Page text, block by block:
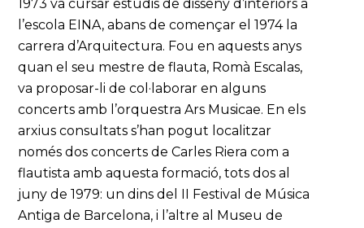
1973 va cursar estudis de disseny d’interiors a
l’escola EINA, abans de començar el 1974 la
carrera d’Arquitectura. Fou en aquests anys
quan el seu mestre de flauta, Romà Escalas,
va proposar-li de col·laborar en alguns
concerts amb l’orquestra Ars Musicae. En els
arxius consultats s’han pogut localitzar
només dos concerts de Carles Riera com a
flautista amb aquesta formació, tots dos al
juny de 1979: un dins del II Festival de Música
Antiga de Barcelona, i l’altre al Museu de